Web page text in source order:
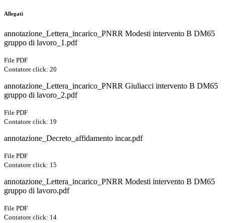
Allegati
annotazione_Lettera_incarico_PNRR Modesti intervento B DM65
gruppo di lavoro_1.pdf
File PDF
Contatore click: 20
annotazione_Lettera_incarico_PNRR Giuliacci intervento B DM65
gruppo di lavoro_2.pdf
File PDF
Contatore click: 19
annotazione_Decreto_affidamento incar.pdf
File PDF
Contatore click: 15
annotazione_Lettera_incarico_PNRR Modesti intervento B DM65
gruppo di lavoro.pdf
File PDF
Contatore click: 14